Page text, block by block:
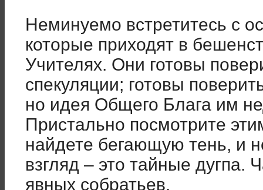
Неминуемо встретитесь с
которые приходят в
Учителях. Они готовы
спекуляции; готовы
но идея Общего Блага им
Пристально посмотрите
найдете бегающую тень, и
взгляд – это тайные дугпа.
явных собратьев.